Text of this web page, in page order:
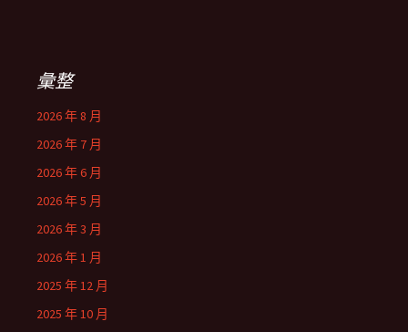
彙整
2026 年 8 月
2026 年 7 月
2026 年 6 月
2026 年 5 月
2026 年 3 月
2026 年 1 月
2025 年 12 月
2025 年 10 月